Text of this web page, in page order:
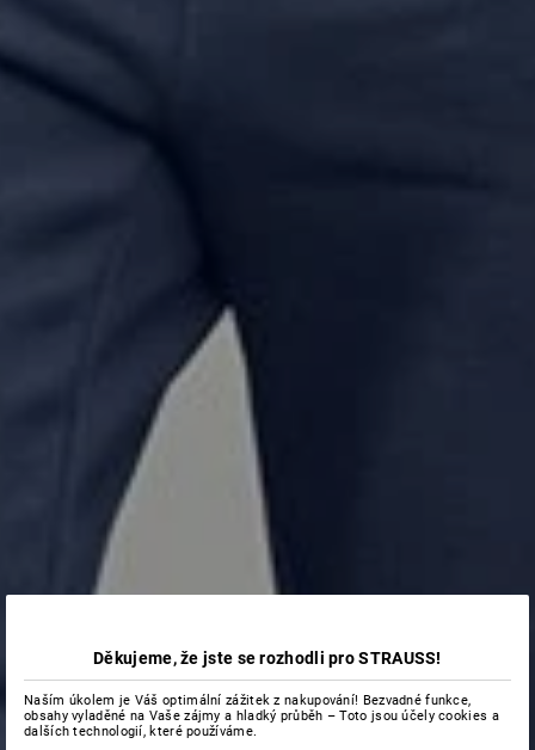
Děkujeme, že jste se rozhodli pro STRAUSS!
Naším úkolem je Váš optimální zážitek z nakupování! Bezvadné funkce,
obsahy vyladěné na Vaše zájmy a hladký průběh – Toto jsou účely cookies a
dalších technologií, které používáme.